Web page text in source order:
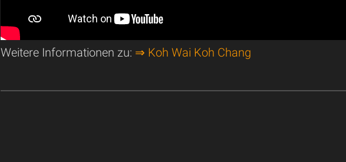
Weitere Informationen zu: ⇒ Koh Wai Koh Chang